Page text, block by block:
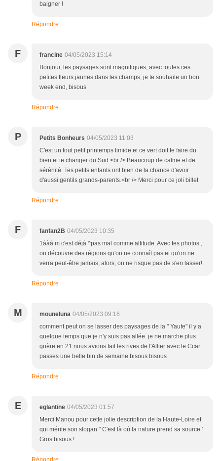
baigner !
Répondre
F francine 04/05/2023 15:14
Bonjour, les paysages sont magnifiques, avec toutes ces
petites fleurs jaunes dans les champs; je te souhaite un bon
week end, bisous
Répondre
P Petits Bonheurs 04/05/2023 11:03
C'est un tout petit printemps timide et ce vert doit te faire du
bien et te changer du Sud.<br /> Beaucoup de calme et de
sérénité. Tes petits enfants ont bien de la chance d'avoir
d'aussi gentils grands-parents.<br /> Merci pour ce joli billet
Répondre
F fanfan2B 04/05/2023 10:35
1ààà m c'est déjà ^pas mal comme altitude. Avec tes photos ,
on découvre des régions qu'on ne connaît pas et qu'on ne
verra peut-être jamais; alors, on ne risque pas de s'en lasser!
Répondre
M mouneluna 04/05/2023 09:16
comment peut on se lasser des paysages de la " Yaute" il y a
quelque temps que je n'y suis pas allée. je ne marche plus
guère en 21 nous avions fait les rives de l'Allier avec le Ccar .
passes une belle bin de semaine bisous bisous
Répondre
E eglantine 04/05/2023 01:57
Merci Manou pour cette jolie description de la Haute-Loire et
qui mérite son slogan " C'est là où la nature prend sa source '
Gros bisous !
Répondre